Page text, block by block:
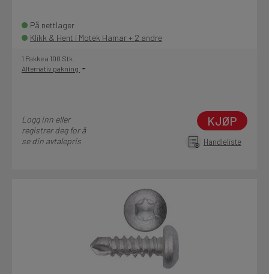
På nettlager
Klikk & Hent i Motek Hamar + 2 andre
1 Pakke a 100 Stk
Alternativ pakning
Logg inn eller
registrer deg for å
se din avtalepris
KJØP
Handleliste